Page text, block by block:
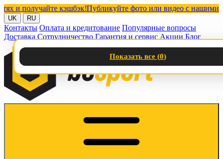
получайте кэшбэк!Публикуйте фото или видео с нашими
UK RU
Контакты Оплата и кредитование Популярные вопросы
Доставка Сотрудничество Гарантия и сервис Акции Блог
Показать все (0)